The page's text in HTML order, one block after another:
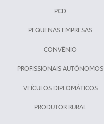
PCD
PEQUENAS EMPRESAS
CONVÊNIO
PROFISSIONAIS AUTÔNOMOS
VEÍCULOS DIPLOMÁTICOS
PRODUTOR RURAL